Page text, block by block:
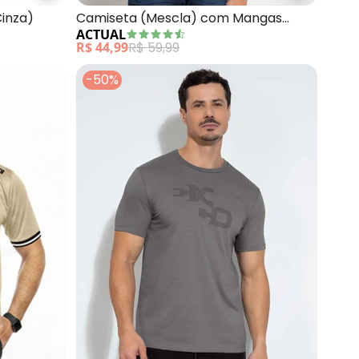
Camiseta (Mescla) com Mangas
Curtas
ACTUAL
R$ 44,99R$ 59,99
-50%